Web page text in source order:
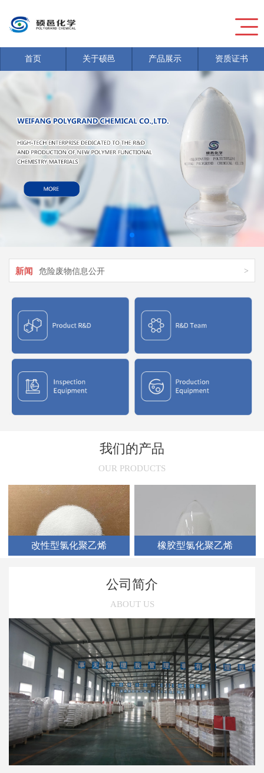
首页 关于硕邑 产品展示 资质证书
危险废物信息公开 >
危险废物信息公开 >
新闻 危险废物信息公开 >
新闻 氯化聚乙烯CPE结构特征与应用介绍
新闻 氯化聚氯乙烯性能与用途
我们的产品
OUR PRODUCTS
改性型氯化聚乙烯 橡胶型氯化聚乙烯
公司简介
ABOUT US